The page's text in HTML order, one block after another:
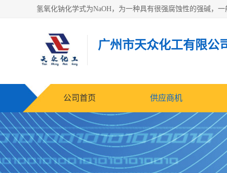
广州市天众化工有限公
公司首页 供应商机